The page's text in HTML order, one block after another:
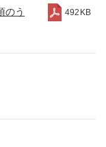
のう
492KB